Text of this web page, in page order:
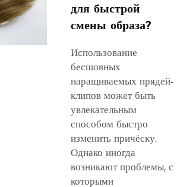
для быстрой
смены образа?
Использование
бесшовных
наращиваемых прядей-
клипов может быть
увлекательным
способом быстро
изменить причёску.
Однако иногда
возникают проблемы, с
которыми